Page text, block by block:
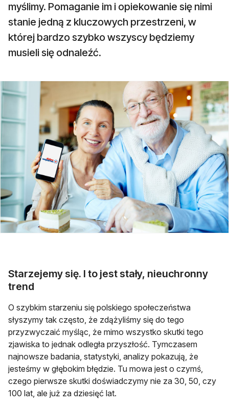
myślimy. Pomaganie im i opiekowanie się nimi
stanie jedną z kluczowych przestrzeni, w
której bardzo szybko wszyscy będziemy
musieli się odnaleźć.
Starzejemy się. I to jest stały, nieuchronny
trend
O szybkim starzeniu się polskiego społeczeństwa
słyszymy tak często, że zdążyliśmy się do tego
przyzwyczaić myśląc, że mimo wszystko skutki tego
zjawiska to jednak odległa przyszłość. Tymczasem
najnowsze badania, statystyki, analizy pokazują, że
jesteśmy w głębokim błędzie. Tu mowa jest o czymś,
czego pierwsze skutki doświadczymy nie za 30, 50, czy
100 lat, ale już za dziesięć lat.